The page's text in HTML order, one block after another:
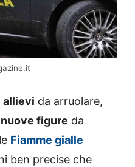
allievi da arruolare,
figure da
Fiamme gialle
ben precise che